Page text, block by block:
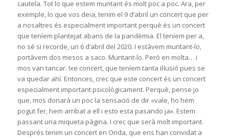
cautela. Tot lo que estem muntant és molt poc a poc. Ara, per
exemple, lo que vos deia, tenim el 9 d’abril un concert que per
a nosaltres és especialment important perquè és un concert
que teníem plantejat abans de la pandèmia. El teníem per a,
no sé si recorde, un 6 d’abril del 2020. I estàvem muntant-lo,
portàvem dos mesos a saco. Muntant-lo. Però en molta… i
mos van tancar. Ixe concert, que teníem tanta il·lusió pues se
va quedar ahí. Entonces, crec que este concert és un concert
especialment important psicològicament. Perquè, pense jo
que, mos donarà un poc la sensació de dir «vale, ho hem
pogut fer, hem arribat a ell i esto esta pasando ja». Estem
passant una miqueta pàgina. I crec que serà molt important.
Després tenim un concert en Onda, que ens han convidat a